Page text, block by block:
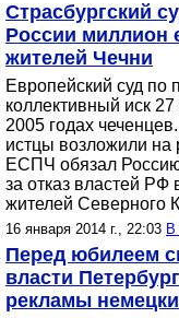
Страсбургский
России миллион
жителей Чечни
Европейский суд по
коллективный иск
2005 годах
истцы возложили на
ЕСПЧ обязал
за отказ властей РФ
жителей Северного
16 января 2014 г., 22:03 В
Перед юбилеем
власти
рекламы